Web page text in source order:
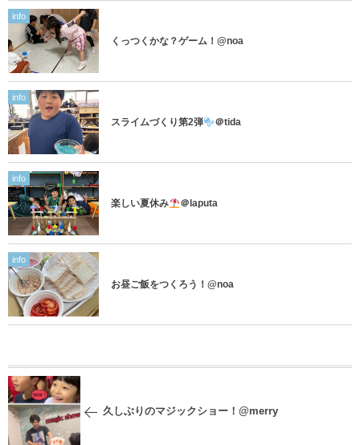
info
くっつくかな？ゲーム！@noa
info
スライムづくり第2弾 ＠tida
info
楽しい夏休み ＠laputa
info
お昼ご飯をつくろう！@noa
久しぶりのマジックショー！@merry